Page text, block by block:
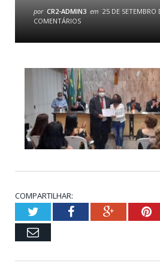
por CR2-ADMIN3 em 25 DE SETEMBRO
COMENTÁRIOS
COMPARTILHAR:
TwitterFacebookGoogle+
Email